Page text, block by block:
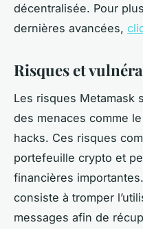
décentralisée. Pour
dernières avancées,
Risques et
Les risques Metamask
des menaces comme
hacks. Ces risques
portefeuille crypto et
financières
consiste à tromper
messages afin de